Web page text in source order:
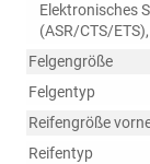
Elektronisches
(ASR/CTS/
Felgengröße
Felgentyp
Reifengröße
Reifentyp